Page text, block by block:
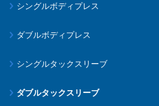
シングルボディプレス
ダブルボディプレス
シングルタックスリーブ
ダブルタックスリーブ